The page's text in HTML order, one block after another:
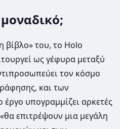
βίβλο» του, το Holo
ως γέφυρα μεταξύ
τον κόσμο
και των
υπογραμμίζει αρκετές
επιτρέψουν μια μεγάλη